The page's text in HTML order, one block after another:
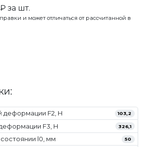
₽ за шт.
и может отличаться от рассчитанной в
деформации F2, Н 103,2
F3, Н 326,1
l0, мм 50